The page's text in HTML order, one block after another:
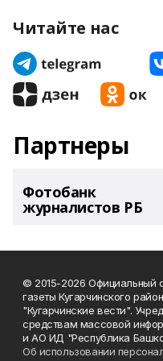
Читайте нас
Партнеры
Фотобанк
журналистов РБ
© 2015-2026 Официальный
газеты Кугарчинского
"Кугарчинские вести".
средствам массовой
и АО ИД "Республика
Об использовании